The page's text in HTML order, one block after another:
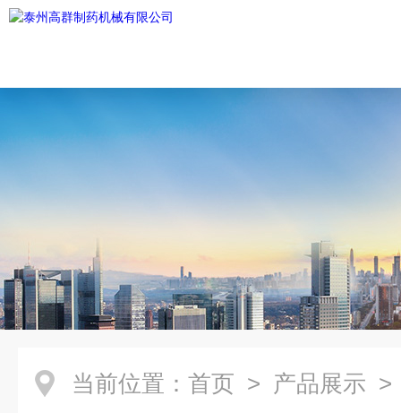
当前位置： 首页 > 产品展示